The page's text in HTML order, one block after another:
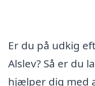
Er du på udkig
Alslev? Så er du
hjælper dig med